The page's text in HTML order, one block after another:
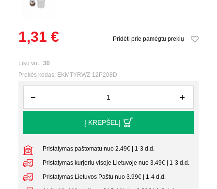
1,31 € Pridėti prie pamėgtų prekių
Liko vnt.:30
Prekės kodas: EKMTYRWZ-12P208D
Į KREPŠELĮ
Pristatymas paštomatu nuo 2.49€ | 1-3 d.d.
Pristatymas kurjeriu visoje Lietuvoje nuo 3.49€ | 1-3 d.d.
Pristatymas Lietuvos Paštu nuo 3.99€ | 1-4 d.d.